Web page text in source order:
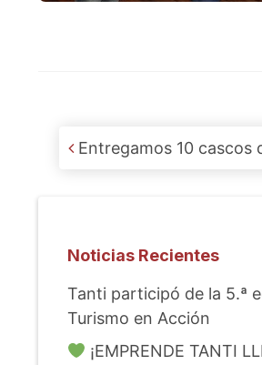
Post navigation
Entregamos 10 cascos
Noticias Recientes
Tanti participó de la 5.ª
Turismo en Acción
¡EMPRENDE TANTI